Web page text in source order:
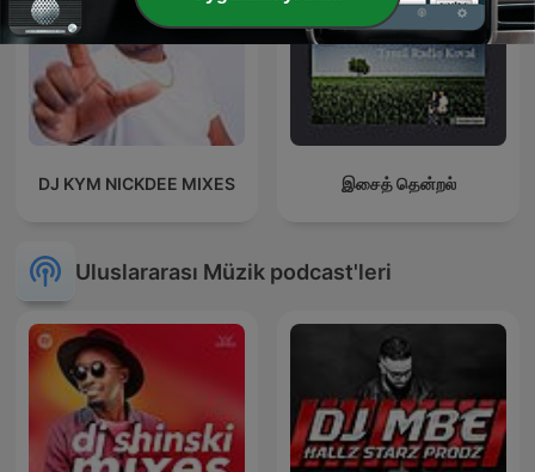
DJ KYM NICKDEE MIXES இசைத் தென்றல்
Uluslararası Müzik podcast'leri